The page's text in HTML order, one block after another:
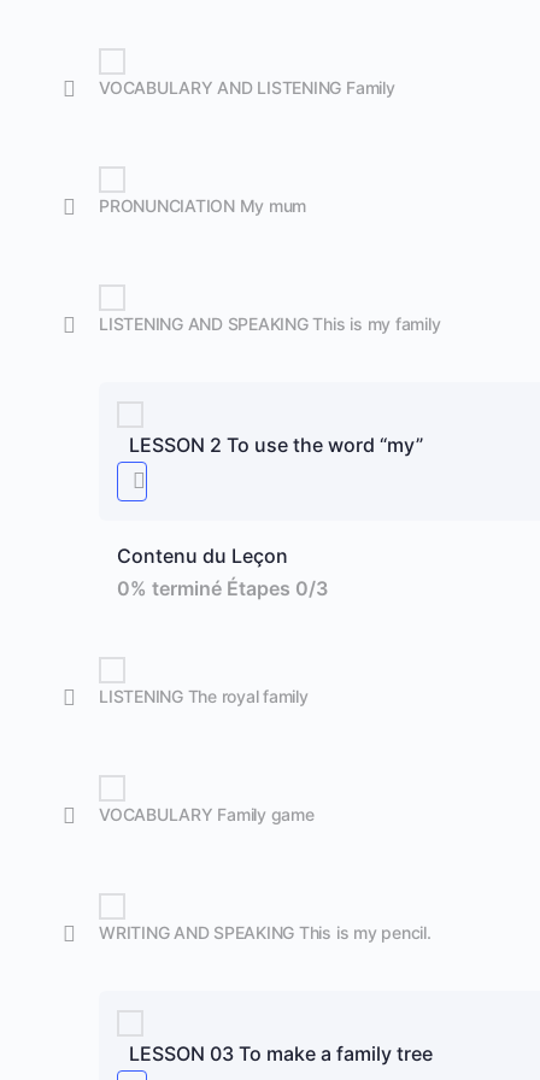
VOCABULARY AND LISTENING Family
PRONUNCIATION My mum
LISTENING AND SPEAKING This is my family
LESSON 2 To use the word “my”
Contenu du Leçon
0% terminé Étapes 0/3
LISTENING The royal family
VOCABULARY Family game
WRITING AND SPEAKING This is my pencil.
LESSON 03 To make a family tree